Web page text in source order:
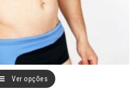
Ver opções
Este